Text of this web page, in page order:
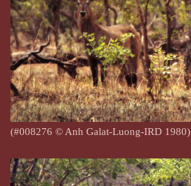
(#008276 © Anh Galat-Luong-IRD 1980)